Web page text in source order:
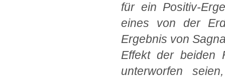
für ein Positiv-
eines von der
Ergebnis von
Effekt der beiden
unterworfen